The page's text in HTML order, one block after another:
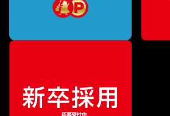
販売価格¥6,600（税込）